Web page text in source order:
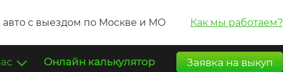
авто с выездом по Москве и МО Как мы работаем?
Онлайн калькулятор Заявка на выкуп